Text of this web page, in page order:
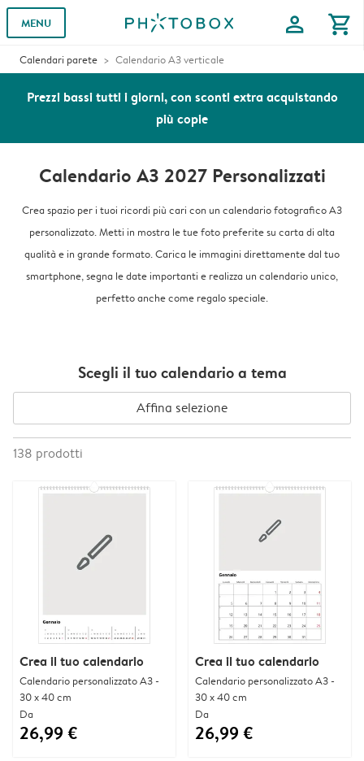
MENU profile shopping_cart
Calendari parete Calendario A3 verticale
Prezzi bassi tutti i giorni, con sconti extra acquistando
più copie
Calendario A3 2027 Personalizzati
Crea spazio per i tuoi ricordi più cari con un calendario fotografico A3
personalizzato. Metti in mostra le tue foto preferite su carta di alta
qualità e in grande formato. Carica le immagini direttamente dal tuo
smartphone, segna le date importanti e realizza un calendario unico,
perfetto anche come regalo speciale.
Scegli il tuo calendario a tema
Affina selezione
138 prodotti
Crea il tuo calendario
Calendario personalizzato A3 -
30 x 40 cm
Da
26,99 €
Crea il tuo calendario
Calendario personalizzato A3 -
30 x 40 cm
Da
26,99 €